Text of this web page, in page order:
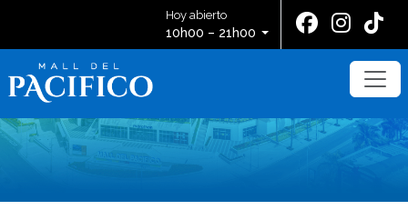
Hoy abierto
10h00 – 21h00